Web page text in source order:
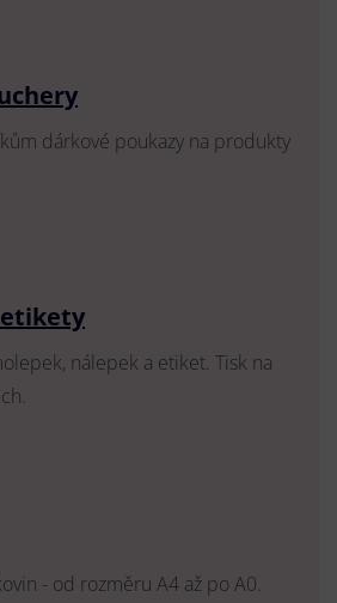
dárkové poukazy na produkty
etikety
nálepek a etiket. Tisk na
- od rozměru A4 až po A0.